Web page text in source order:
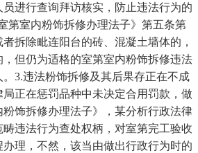
进行查询拜访核实，防止违法行为的
第室内粉饰拆修办理法子》第五条第
拆除毗连阳台的砖、混凝土墙体的，
但仍为适格的室第室内粉饰拆修违法
3.违法粉饰拆修及其后果存正在不成
正在惩罚品种中未决定合用罚款，做
饰拆修办理法子》，某分析行政法律
违法行为查处权柄，对室第完工验收
理，不然，该当由做出行政行为时的